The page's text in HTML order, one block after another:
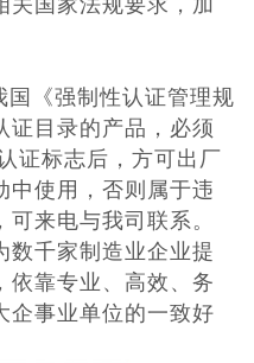
关国家法规要求，加
《强制性认证管理规
证目录的产品，必须
证标志后，方可出厂
中使用，否则属于违
来电与我司联系。
数千家制造业企业提
依靠专业、高效、务
企事业单位的一致好